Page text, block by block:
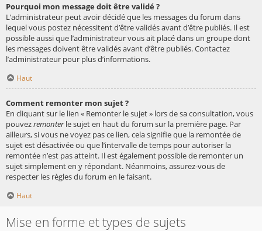
Pourquoi mon message doit être validé ?
L’administrateur peut avoir décidé que les messages du forum dans
lequel vous postez nécessitent d’être validés avant d’être publiés. Il est
possible aussi que l’administrateur vous ait placé dans un groupe dont
les messages doivent être validés avant d’être publiés. Contactez
l’administrateur pour plus d’informations.
Haut
Comment remonter mon sujet ?
En cliquant sur le lien « Remonter le sujet » lors de sa consultation, vous
pouvezremonterle sujet en haut du forum sur la première page. Par
ailleurs, si vous ne voyez pas ce lien, cela signifie que la remontée de
sujet est désactivée ou que l’intervalle de temps pour autoriser la
remontée n’est pas atteint. Il est également possible de remonter un
sujet simplement en y répondant. Néanmoins, assurez-vous de
respecter les règles du forum en le faisant.
Haut
Mise en forme et types de sujets